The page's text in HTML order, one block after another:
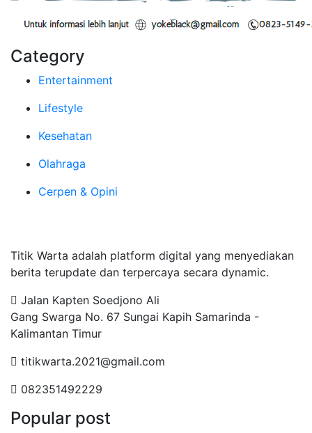
Category
Entertainment
Lifestyle
Kesehatan
Olahraga
Cerpen & Opini
Titik Warta adalah platform digital yang menyediakan
berita terupdate dan terpercaya secara dynamic.
Jalan Kapten Soedjono Ali
Gang Swarga No. 67 Sungai Kapih Samarinda -
Kalimantan Timur
titikwarta.2021@gmail.com
082351492229
Popular post